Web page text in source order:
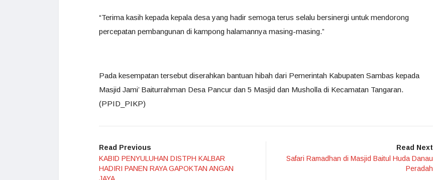
“Terima kasih kepada kepala desa yang hadir semoga terus selalu bersinergi untuk mendorong
percepatan pembangunan di kampong halamannya masing-masing.”
Pada kesempatan tersebut diserahkan bantuan hibah dari Pemerintah Kabupaten Sambas kepada
Masjid Jami’ Baiturrahman Desa Pancur dan 5 Masjid dan Musholla di Kecamatan Tangaran.
(PPID_PIKP)
Read Previous
KABID PENYULUHAN DISTPH KALBAR
HADIRI PANEN RAYA GAPOKTAN ANGAN
Read Next
Safari Ramadhan di Masjid Baitul Huda Danau
Peradah